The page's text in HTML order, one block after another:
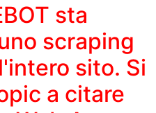
sta
scraping
sito. Si
a citare